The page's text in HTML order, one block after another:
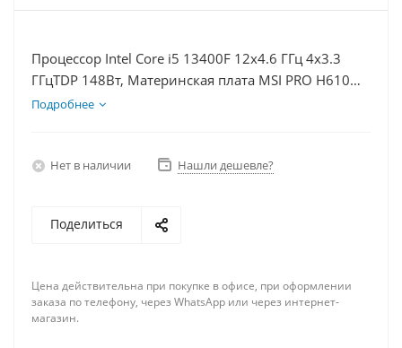
Процессор Intel Core i5 13400F 12x4.6 ГГц 4x3.3
ГГцTDP 148Вт, Материнская плата MSI PRO H610M-
E, Видеокарта RTX 4060Ti 8Гб, Память DDR4 8Gb,
Подробнее
Нет в наличии Нашли дешевле?
Поделиться
Цена действительна при покупке в офисе, при оформлении
заказа по телефону, через WhatsApp или через интернет-
магазин.